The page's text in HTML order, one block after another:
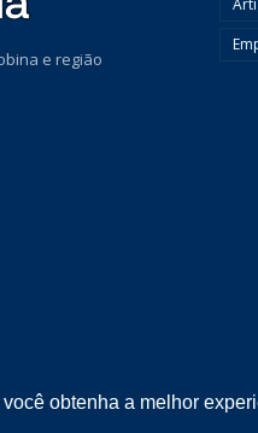
obtenha a melhor
e região